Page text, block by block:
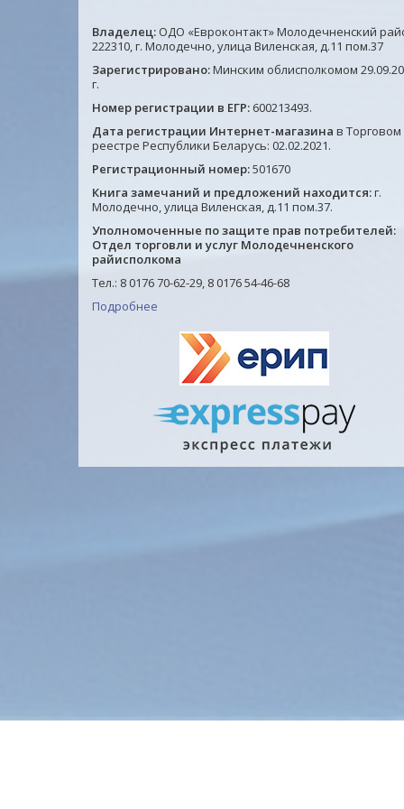
Владелец: ОДО «Евроконтакт» Молодечненский
222310, г. Молодечно, улица Виленская, д.11 пом.37
Зарегистрировано:Минским облисполкомом
г.
Номер регистрации в ЕГР: 600213493.
Дата регистрации Интернет-магазина в Торговом
реестре Республики Беларусь: 02.02.2021.
Регистрационный номер:501670
Книга замечаний и предложений находится:г.
Молодечно, улица Виленская, д.11 пом.37.
Уполномоченные по защите прав потребителей:
Отдел торговли и услуг Молодечненского
райисполкома
Тел.: 8 0176 70-62-29, 8 0176 54-46-68
Подробнее